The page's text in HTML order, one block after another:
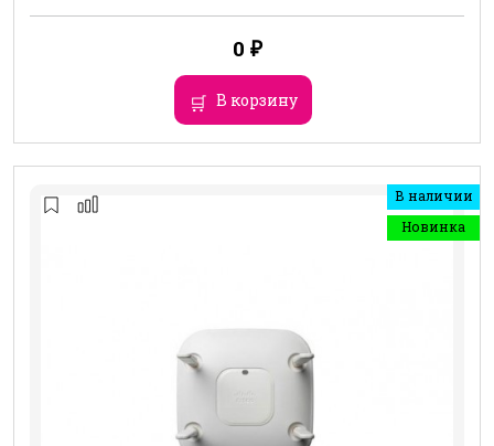
0 ₽
В корзину
В наличии
Новинка